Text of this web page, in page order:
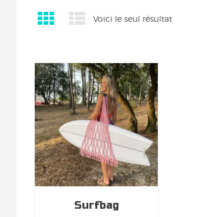
Voici le seul résultat
Surfbag